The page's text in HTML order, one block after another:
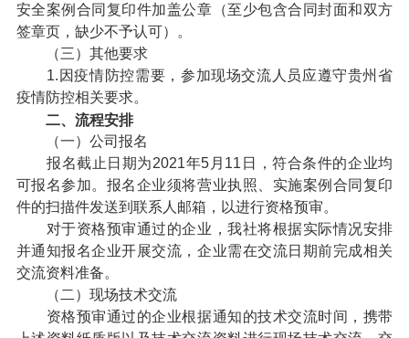
安全案例合同复印件加盖公章（至少包含合同封面和双方
签章页，缺少不予认可）。
（三）其他要求
1.因疫情防控需要，参加现场交流人员应遵守贵州省
疫情防控相关要求。
二、流程安排
（一）公司报名
报名截止日期为2021年5月11日，符合条件的企业均
可报名参加。报名企业须将营业执照、实施案例合同复印
件的扫描件发送到联系人邮箱，以进行资格预审。
对于资格预审通过的企业，我社将根据实际情况安排
并通知报名企业开展交流，企业需在交流日期前完成相关
交流资料准备。
（二）现场技术交流
资格预审通过的企业根据通知的技术交流时间，携带